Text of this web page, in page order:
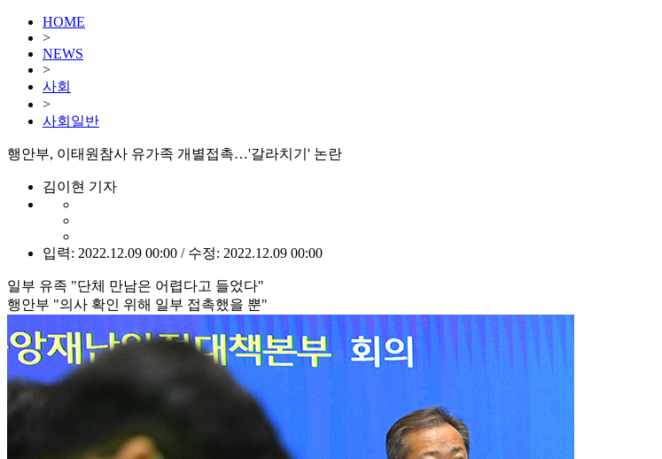
HOME
>
NEWS
>
사회
>
사회일반
행안부, 이태원참사 유가족 개별접촉…'갈라치기' 논란
김이현 기자
입력: 2022.12.09 00:00 / 수정: 2022.12.09 00:00
일부 유족 "단체 만남은 어렵다고 들었다"
행안부 "의사 확인 위해 일부 접촉했을 뿐"